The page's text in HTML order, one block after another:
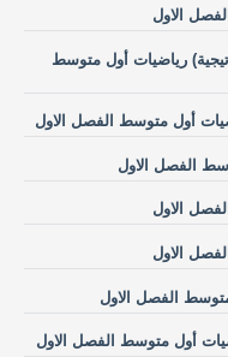
الاول
رياضيات أول متوسط
أول متوسط الفصل الاول
الفصل الاول
الاول
الاول
الفصل الاول
أول متوسط الفصل الاول